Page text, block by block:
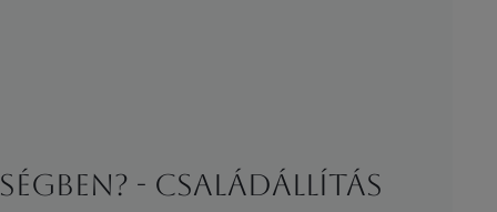
- családállítás